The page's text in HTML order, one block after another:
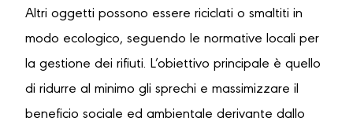
Altri oggetti possono essere riciclati o smaltiti in
modo ecologico, seguendo le normative locali per
la gestione dei rifiuti. L’obiettivo principale è quello
di ridurre al minimo gli sprechi e massimizzare il
beneficio sociale ed ambientale derivante dallo